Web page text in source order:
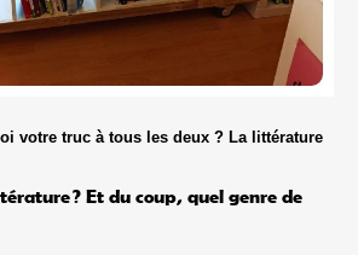
votre truc à tous les deux ? La littérature
? Et du coup, quel genre de